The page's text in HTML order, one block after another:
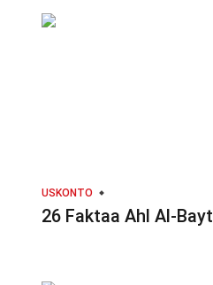
USKONTO
26 Faktaa Ahl Al-Bayt